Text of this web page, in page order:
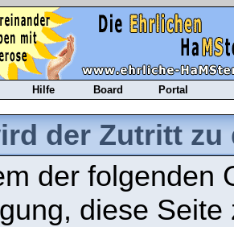
Hilfe Board Portal
der Zutritt
der folgenden
diese Seite